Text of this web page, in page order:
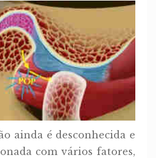
ainda é desconhecida e
com vários fatores,